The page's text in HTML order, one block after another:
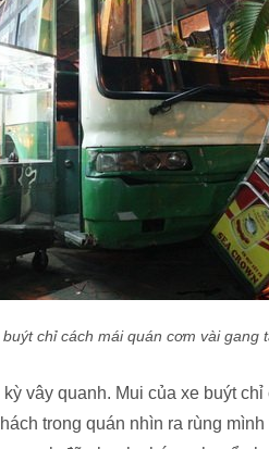
chỉ cách mái quán cơm vài gang
vây quanh. Mui của xe buýt
trong quán nhìn ra rùng